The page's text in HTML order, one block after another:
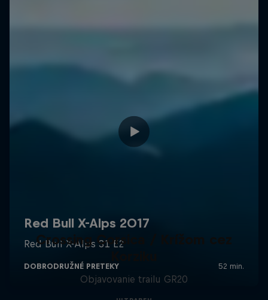
Crossing Corsica / Krížom cez
Objavovanie trailu GR20